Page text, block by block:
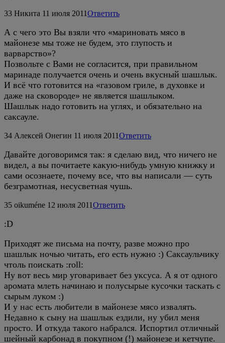
33 Никита 11 июля 2011Ответить
А с чего это Вы взяли что «мариновать мясо в
майонезе мы тоже не будем, это глупость и
варварство»?
Позвольте с Вами не согласится, при правильном
маринаде получается очень и очень вкусный шашлык.
И всё что готовится на «газовом гриле, в духовке и
даже на сковороде» не является шашлыком.
Шашлык надо готовить на углях, и обязательно на
саксауле.
34 Алексей Онегин 11 июля 2011Ответить
Давайте договоримся так: я сделаю вид, что ничего не
видел, а вы почитаете какую-нибудь умную книжку и
сами осознаете, почему все, что вы написали — суть
безграмотная, несусветная чушь.
35 oikuméne 12 июля 2011Ответить
:D
Приходят же письма на почту, разве можно про
шашлык ночью читать, его есть нужно :) Саксаульчику
чтоль поискать :roll:
Ну вот весь мир уговаривает без уксуса. А я от одного
аромата млеть начинаю и полусырые кусочки таскать с
сырым луком :)
И у нас есть любители в майонезе мясо извалять.
Недавно к сыну на шашлык ездили, ну убил меня
просто. И откуда такого набрался. Испортил отличный
шейный карбонад в покупном (!) майонезе и кетчупе.